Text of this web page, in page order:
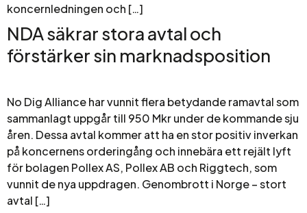
koncernledningen och […]
NDA säkrar stora avtal och
förstärker sin marknadsposition
No Dig Alliance har vunnit flera betydande ramavtal som
sammanlagt uppgår till 950 Mkr under de kommande sju
åren. Dessa avtal kommer att ha en stor positiv inverkan
på koncernens orderingång och innebära ett rejält lyft
för bolagen Pollex AS, Pollex AB och Riggtech, som
vunnit de nya uppdragen. Genombrott i Norge – stort
avtal […]